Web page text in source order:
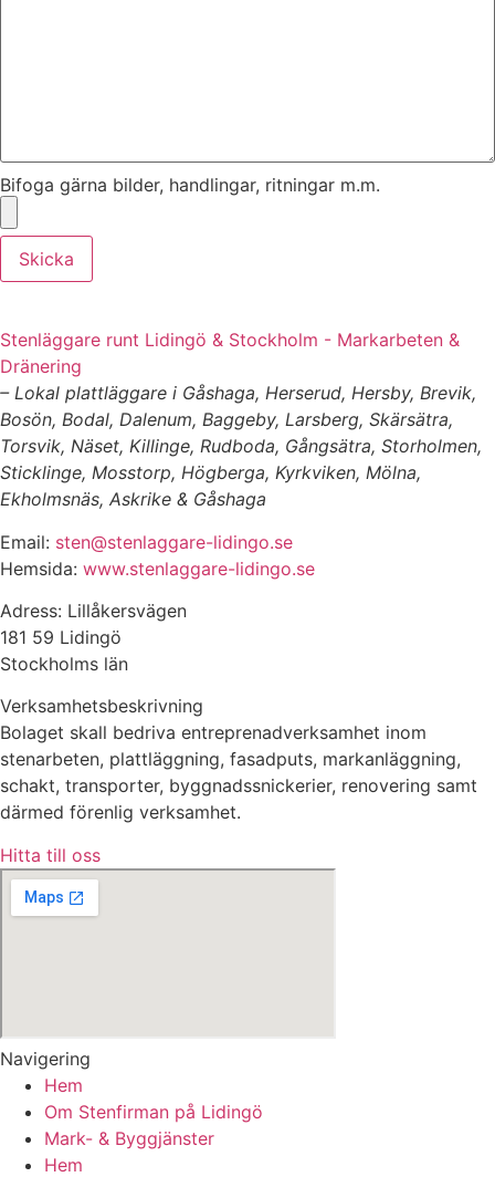
Bifoga gärna bilder, handlingar, ritningar m.m.
Skicka
Stenläggare runt Lidingö & Stockholm - Markarbeten &
Dränering
– Lokal plattläggare i Gåshaga, Herserud, Hersby, Brevik,
Bosön, Bodal, Dalenum, Baggeby, Larsberg, Skärsätra,
Torsvik, Näset, Killinge, Rudboda, Gångsätra, Storholmen,
Sticklinge, Mosstorp, Högberga, Kyrkviken, Mölna,
Ekholmsnäs, Askrike & Gåshaga
Email: sten@stenlaggare-lidingo.se
Hemsida: www.stenlaggare-lidingo.se
Adress: Lillåkersvägen
181 59 Lidingö
Stockholms län
Verksamhetsbeskrivning
Bolaget skall bedriva entreprenadverksamhet inom
stenarbeten, plattläggning, fasadputs, markanläggning,
schakt, transporter, byggnadssnickerier, renovering samt
därmed förenlig verksamhet.
Hitta till oss
Navigering
Hem
Om Stenfirman på Lidingö
Mark- & Byggjänster
Hem